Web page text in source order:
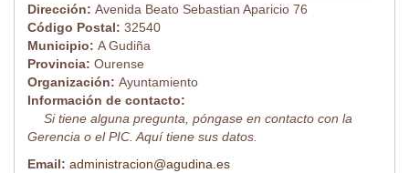
Dirección: Avenida Beato Sebastian Aparicio 76
Código Postal: 32540
Municipio: A Gudiña
Provincia: Ourense
Organización: Ayuntamiento
Información de contacto:
Si tiene alguna pregunta, póngase en contacto con la
Gerencia o el PIC. Aquí tiene sus datos.
Email: administracion@agudina.es